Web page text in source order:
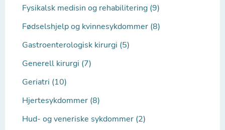
Fysikalsk medisin og rehabilitering (9)
Fødselshjelp og kvinnesykdommer (8)
Gastroenterologisk kirurgi (5)
Generell kirurgi (7)
Geriatri (10)
Hjertesykdommer (8)
Hud- og veneriske sykdommer (2)